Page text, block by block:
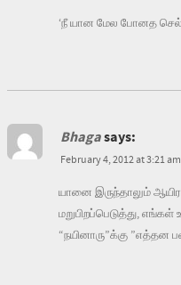
‘நீ யான மேல போனத
Bhagasays:
February 4, 2012 at 3:21 am
யானை இருந்தாலும்
மறுபிறப்பெடுத்து,
“நயினாரு”க்கு ”எத்தன